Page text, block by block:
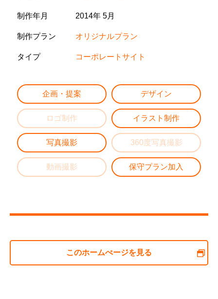
制作年月 2014年 5月
制作プラン オリジナルプラン
タイプ コーポレートサイト
企画・提案 デザイン
ロゴ制作 イラスト制作
写真撮影 360度写真撮影
動画撮影 保守プラン加入
このホームぺージを見る